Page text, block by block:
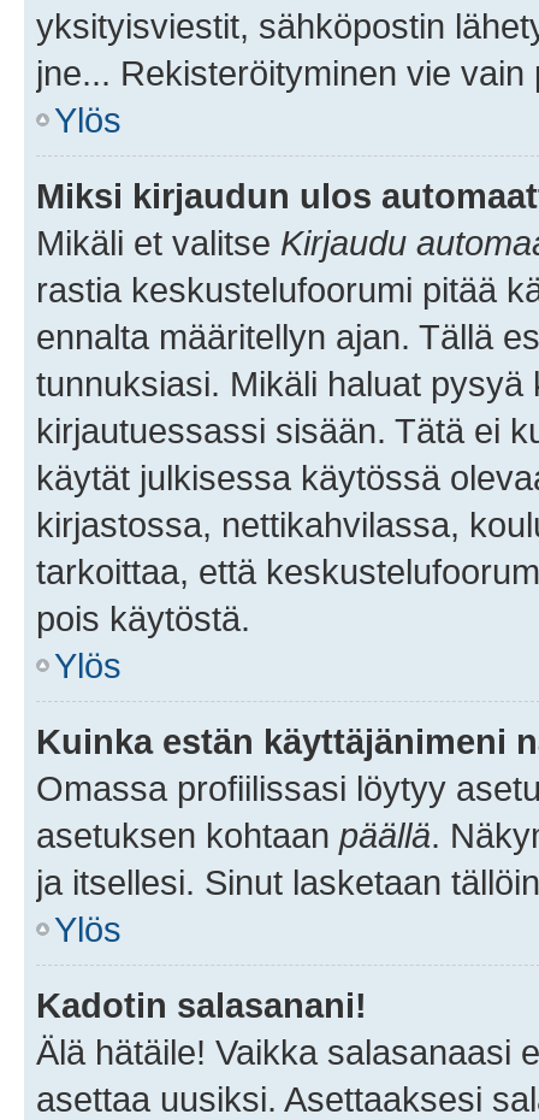
yksityisviestit, sähköpostin
jne... Rekisteröityminen vie
Ylös
Miksi kirjaudun ulos
Mikäli et valitse Kirjaudu
rastia keskustelufoorumi pitää
ennalta määritellyn ajan. Tällä
tunnuksiasi. Mikäli haluat
kirjautuessassi sisään. Tätä ei
käytät julkisessa käytössä
kirjastossa, nettikahvilassa,
tarkoittaa, että
pois käytöstä.
Ylös
Kuinka estän käyttäjänimeni
Omassa profiilissasi löytyy
asetuksen kohtaan päällä.
ja itsellesi. Sinut lasketaan
Ylös
Kadotin salasanani!
Älä hätäile! Vaikka salasanaasi
asettaa uusiksi. Asettaaksesi